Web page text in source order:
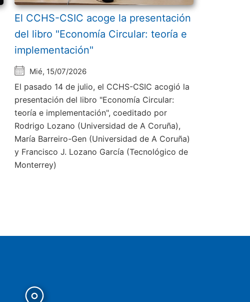
El CCHS-CSIC acoge la presentación
del libro "Economía Circular: teoría e
implementación"
Mié, 15/07/2026
El pasado 14 de julio, el CCHS-CSIC acogió la
presentación del libro "Economía Circular:
teoría e implementación", coeditado por
Rodrigo Lozano (Universidad de A Coruña),
María Barreiro-Gen (Universidad de A Coruña)
y Francisco J. Lozano García (Tecnológico de
Monterrey)